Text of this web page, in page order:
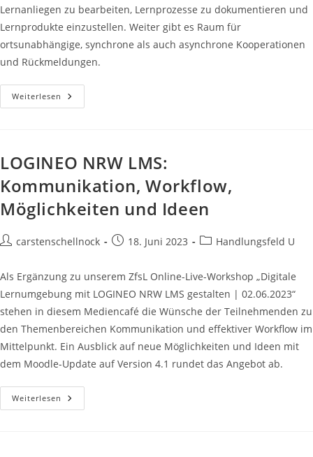
Lernanliegen zu bearbeiten, Lernprozesse zu dokumentieren und
Lernprodukte einzustellen. Weiter gibt es Raum für
ortsunabhängige, synchrone als auch asynchrone Kooperationen
und Rückmeldungen.
Weiterlesen Künstliche
Intelligenz
Und
Schule
LOGINEO NRW LMS:
Kommunikation, Workflow,
Möglichkeiten und Ideen
Beitrags-
carstenschellnock
Beitrag18. Juni 2023
Beitrags-
Handlungsfeld U
Als Ergänzung zu unserem ZfsL Online-Live-Workshop „Digitale
Lernumgebung mit LOGINEO NRW LMS gestalten | 02.06.2023“
stehen in diesem Mediencafé die Wünsche der Teilnehmenden zu
den Themenbereichen Kommunikation und effektiver Workflow im
Mittelpunkt. Ein Ausblick auf neue Möglichkeiten und Ideen mit
dem Moodle-Update auf Version 4.1 rundet das Angebot ab.
Weiterlesen LOGINEO
NRW